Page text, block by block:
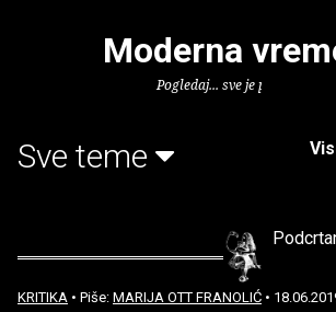
Moderna
Pogledaj... sve je puno knjiga.
Sve teme
KRITIKA • Piše: MARIJA OTT FRANOLIĆ •